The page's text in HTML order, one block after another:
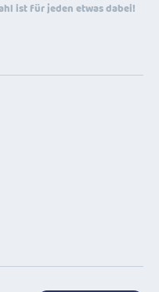
ist für jeden etwas dabei!